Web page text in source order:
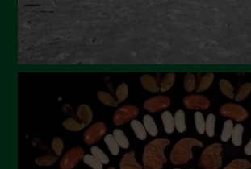
Ottobre 2023
Settembre 2023
Agosto 2023